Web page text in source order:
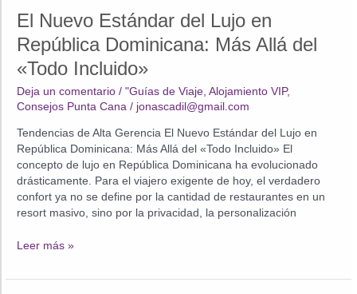
El Nuevo Estándar del Lujo en
República Dominicana: Más Allá del
«Todo Incluido»
Deja un comentario /"Guías de Viaje,Alojamiento VIP,
Consejos Punta Cana / jonascadil@gmail.com
Tendencias de Alta Gerencia El Nuevo Estándar del Lujo en
República Dominicana: Más Allá del «Todo Incluido» El
concepto de lujo en República Dominicana ha evolucionado
drásticamente. Para el viajero exigente de hoy, el verdadero
confort ya no se define por la cantidad de restaurantes en un
resort masivo, sino por la privacidad, la personalización
El
Estándar
Leer más »